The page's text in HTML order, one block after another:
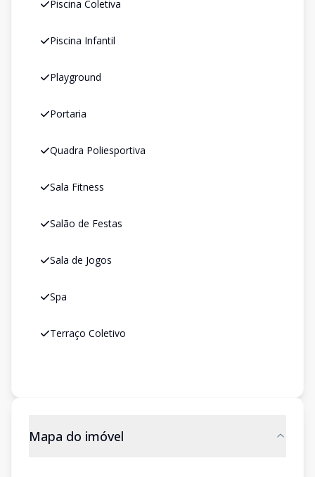
Piscina Coletiva
Piscina Infantil
Playground
Portaria
Quadra Poliesportiva
Sala Fitness
Salão de Festas
Sala de Jogos
Spa
Terraço Coletivo
Mapa do imóvel